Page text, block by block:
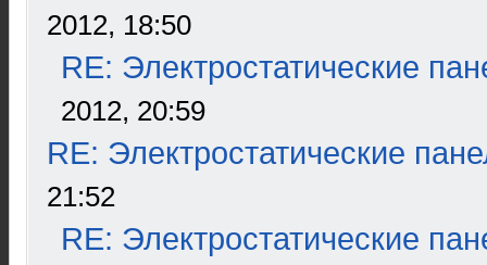
2012, 18:50
RE: Электростатические
2012, 20:59
RE: Электростатические
21:52
RE: Электростатические